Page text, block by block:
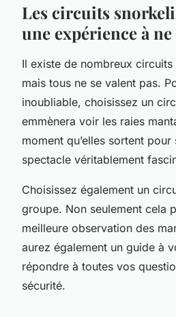
Les circuits
une expérience à
Il existe de nombreux
mais tous ne se valent pas.
inoubliable, choisissez un
emmènera voir les raies
moment qu’elles sortent
spectacle véritablement
Choisissez également un
groupe. Non seulement cela
meilleure observation des
aurez également un guide à
répondre à toutes vos
sécurité.